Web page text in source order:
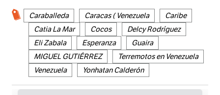
Caraballeda Caracas ( Venezuela
Caribe
Catia La Mar
Cocos
Delcy Rodríguez
Eli Zabala
Esperanza
Guaira
MIGUEL GUTIÉRREZ
Terremotos en Venezuela
Venezuela
Yonhatan Calderón